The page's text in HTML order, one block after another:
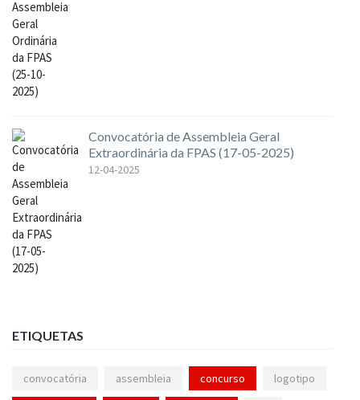
Convocatória de Assembleia Geral
Extraordinária da FPAS (17-05-2025)
12-04-2025
ETIQUETAS
convocatória assembleia concurso logotipo